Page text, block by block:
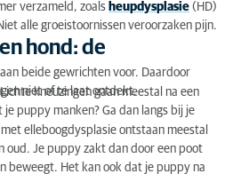
de symptomen
de oorzaak
bij je hond laten
de diagnose
verzameld, zoals heupdysplasie (HD)
alle groeistoornissen veroorzaken pijn.
hond: de
beide gewrichten voor. Daardoor
niet of te laat ontdekt.
kneuzingen gaan meestal na een
puppy manken? Ga dan langs bij je
elleboogdysplasie ontstaan meestal
oud. Je puppy zakt dan door een poot
beweegt. Het kan ook dat je puppy na